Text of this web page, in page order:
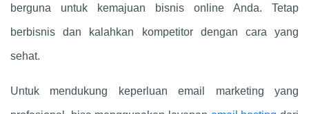
berguna untuk kemajuan bisnis online Anda. Tetap
berbisnis dan kalahkan kompetitor dengan cara yang
sehat.
Untuk mendukung keperluan email marketing yang